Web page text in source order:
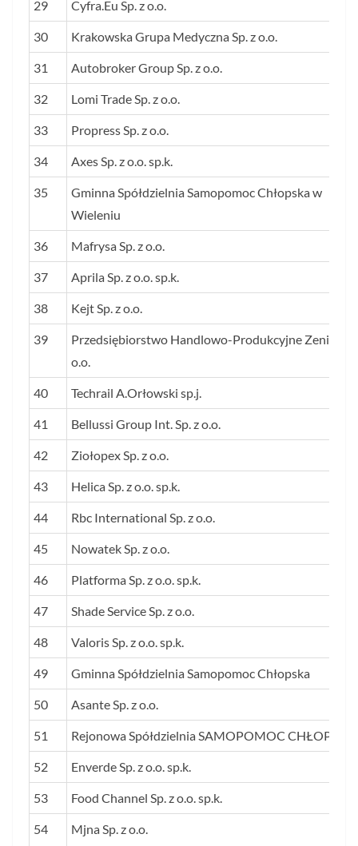
29 Cyfra.Eu Sp. z o.o.
30 Krakowska Grupa Medyczna Sp. z o.o.
31 Autobroker Group Sp. z o.o.
32 Lomi Trade Sp. z o.o.
33 Propress Sp. z o.o.
34 Axes Sp. z o.o. sp.k.
35
Gminna Spółdzielnia Samopomoc Chłopska w
Wieleniu
36 Mafrysa Sp. z o.o.
37 Aprila Sp. z o.o. sp.k.
38 Kejt Sp. z o.o.
39
Przedsiębiorstwo Handlowo-Produkcyjne Zenit Sp.
o.o.
40 Techrail A.Orłowski sp.j.
41 Bellussi Group Int. Sp. z o.o.
42 Ziołopex Sp. z o.o.
43 Helica Sp. z o.o. sp.k.
44 Rbc International Sp. z o.o.
45 Nowatek Sp. z o.o.
46 Platforma Sp. z o.o. sp.k.
47 Shade Service Sp. z o.o.
48 Valoris Sp. z o.o. sp.k.
49 Gminna Spółdzielnia Samopomoc Chłopska
50 Asante Sp. z o.o.
51 Rejonowa Spółdzielnia SAMOPOMOC CHŁOPSKA
52 Enverde Sp. z o.o. sp.k.
53 Food Channel Sp. z o.o. sp.k.
54 Mjna Sp. z o.o.